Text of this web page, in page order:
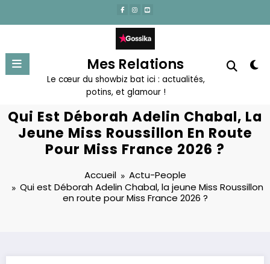
contenu
Mes Relations
Le cœur du showbiz bat ici : actualités,
potins, et glamour !
Qui Est Déborah Adelin Chabal, La
Jeune Miss Roussillon En Route
Pour Miss France 2026 ?
Accueil
Actu-People
Qui est Déborah Adelin Chabal, la jeune Miss Roussillon
en route pour Miss France 2026 ?